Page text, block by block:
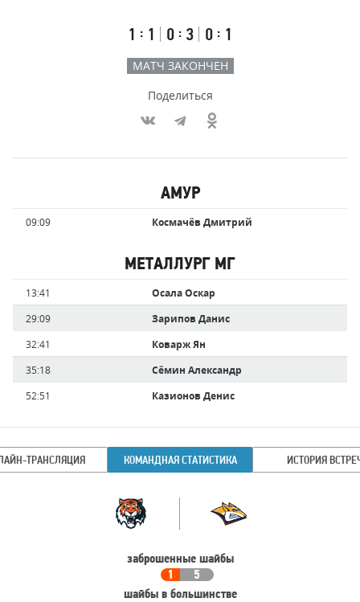
Первый
тайм
1 : 1
Второй
тайм
0 : 3
Третий
тайм
0 : 1
МАТЧ ЗАКОНЧЕН
Поделиться
забившие
АМУР
Время Имя
игрока
09:09 Космачёв Дмитрий
МЕТАЛЛУРГ МГ
Время Имя
игрока
13:41
Осала Оскар
29:09
Зарипов Данис
32:41
Коварж Ян
35:18
Сёмин Александр
52:51
Казионов Денис
ТРАНСЛЯЦИЯ КОМАНДНАЯ СТАТИСТИКА ИСТОРИЯ
Команда
заброшенные шайбы
1
5
шайбы в большинстве